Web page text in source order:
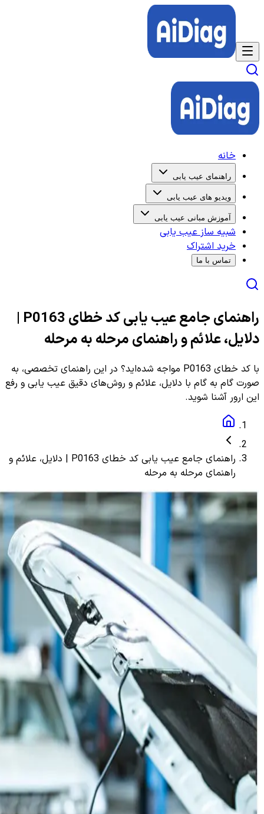
خانه
راهنمای عیب یابی
ویدیو های عیب یابی
آموزش مبانی عیب یابی
شبیه ساز عیب یابی
خرید اشتراک
تماس با ما
راهنمای جامع عیب یابی کد خطای P0163 |
دلایل، علائم و راهنمای مرحله به مرحله
با کد خطای P0163 مواجه شده‌اید؟ در این راهنمای تخصصی، به
صورت گام به گام با دلایل، علائم و روش‌های دقیق عیب یابی و رفع
این ارور آشنا شوید.
راهنمای جامع عیب یابی کد خطای P0163 | دلایل، علائم و
راهنمای مرحله به مرحله